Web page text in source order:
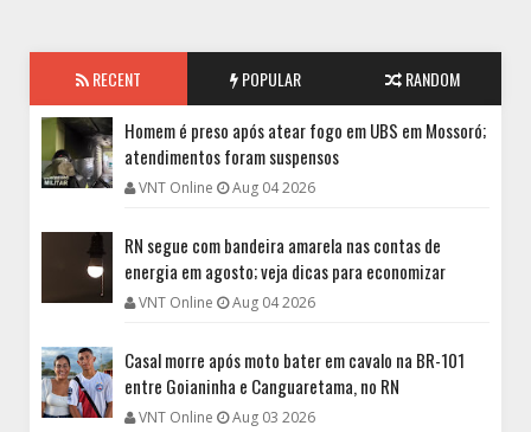
RECENT POPULAR RANDOM
Homem é preso após atear fogo em UBS em Mossoró;
atendimentos foram suspensos
VNT Online Aug 04 2026
RN segue com bandeira amarela nas contas de
energia em agosto; veja dicas para economizar
VNT Online Aug 04 2026
Casal morre após moto bater em cavalo na BR-101
entre Goianinha e Canguaretama, no RN
VNT Online Aug 03 2026